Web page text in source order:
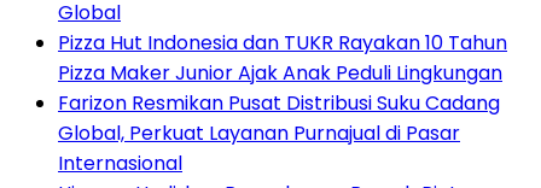
Global
Pizza Hut Indonesia dan TUKR Rayakan 10 Tahun
Pizza Maker Junior Ajak Anak Peduli Lingkungan
Farizon Resmikan Pusat Distribusi Suku Cadang
Global, Perkuat Layanan Purnajual di Pasar
Internasional